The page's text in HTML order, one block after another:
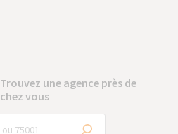
Trouvez une agence près de
chez vous